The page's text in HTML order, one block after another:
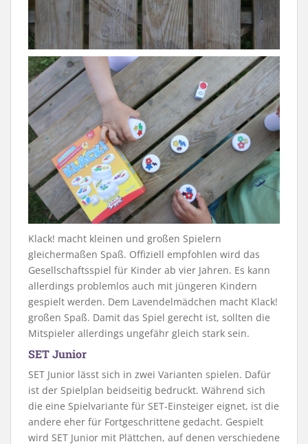
Klack! macht kleinen und großen Spielern
gleichermaßen Spaß. Offiziell empfohlen wird das
Gesellschaftsspiel für Kinder ab vier Jahren. Es kann
allerdings problemlos auch mit jüngeren Kindern
gespielt werden. Dem Lavendelmädchen macht Klack!
großen Spaß. Damit das Spiel gerecht ist, sollten die
Mitspieler allerdings ungefähr gleich stark sein.
SET Junior
SET Junior lässt sich in zwei Varianten spielen. Dafür
ist der Spielplan beidseitig bedruckt. Während sich
die eine Spielvariante für SET-Einsteiger eignet, ist die
andere eher für Fortgeschrittene gedacht. Gespielt
wird SET Junior mit Plättchen, auf denen verschiedene